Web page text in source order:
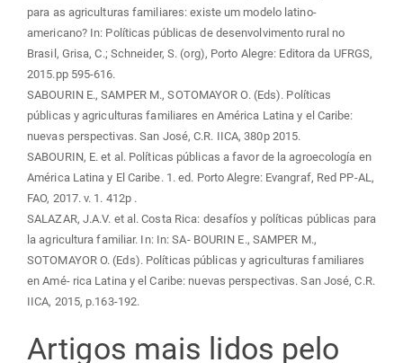
para as agriculturas familiares: existe um modelo latino-
americano? In: Políticas públicas de desenvolvimento rural no
Brasil, Grisa, C.; Schneider, S. (org), Porto Alegre: Editora da UFRGS,
2015.pp 595-616.
SABOURIN E., SAMPER M., SOTOMAYOR O. (Eds). Políticas
públicas y agriculturas familiares en América Latina y el Caribe:
nuevas perspectivas. San José, C.R. IICA, 380p 2015.
SABOURIN, E. et al. Políticas públicas a favor de la agroecología en
América Latina y El Caribe. 1. ed. Porto Alegre: Evangraf, Red PP-AL,
FAO, 2017. v. 1. 412p .
SALAZAR, J.A.V. et al. Costa Rica: desafíos y políticas públicas para
la agricultura familiar. In: In: SA- BOURIN E., SAMPER M.,
SOTOMAYOR O. (Eds). Políticas públicas y agriculturas familiares
en Amé- rica Latina y el Caribe: nuevas perspectivas. San José, C.R.
IICA, 2015, p.163-192.
Artigos mais lidos pelo